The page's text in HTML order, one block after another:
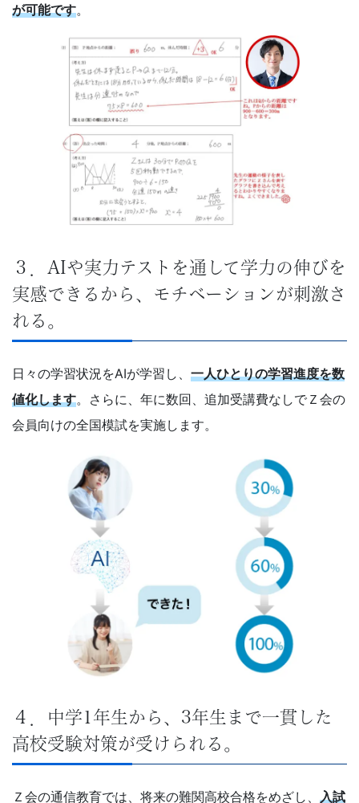
が可能です。
３．AIや実力テストを通して学力の伸びを
実感できるから、モチベーションが刺激さ
れる。
日々の学習状況をAIが学習し、 一人ひとりの学習進度を数
値化します。さらに、年に数回、追加受講費なしでＺ会の
会員向けの全国模試を実施します。
４．中学1年生から、3年生まで一貫した
高校受験対策が受けられる。
Ｚ会の通信教育では、将来の難関高校合格をめざし、 入試